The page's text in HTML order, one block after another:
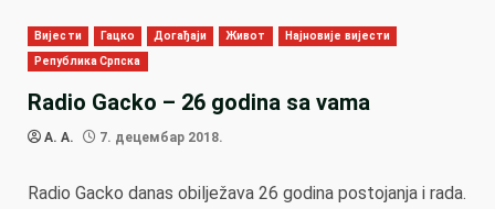
Вијести Гацко Догађаји Живот Најновије вијести
Република Српска
Radio Gacko – 26 godina sa vama
A. A. 7. децембар 2018.
Radio Gacko danas obilježava 26 godina postojanja i rada.